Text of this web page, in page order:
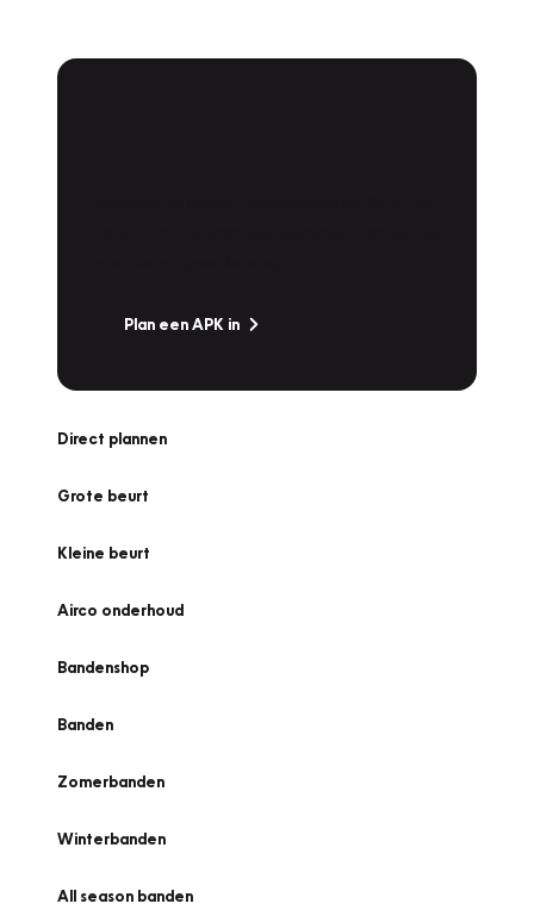
Plan een APK in
Direct plannen
Grote beurt
Kleine beurt
Airco onderhoud
Bandenshop
Banden
Zomerbanden
Winterbanden
All season banden